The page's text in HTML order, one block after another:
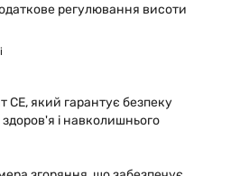
регулювання висоти
СЕ, який гарантує безпеку
і навколишнього